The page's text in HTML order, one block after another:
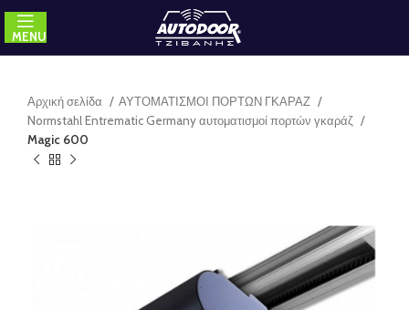
MENU
Αρχική σελίδα
ΑΥΤΟΜΑΤΙΣΜΟΙ ΠΟΡΤΩΝ ΓΚΑΡΑΖ
Normstahl Entrematic Germany αυτοματισμοί πορτών γκαράζ
Magic 600